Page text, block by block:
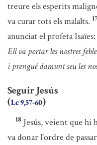
treure els esperits
va curar tots els malalts.
anunciat el profeta Isaïes:
Ell va portar les nostres
i prengué damunt seu les
Seguir Jesús
(Lc 9,57-60)
18 Jesús, veient que hi
va donar l’ordre de